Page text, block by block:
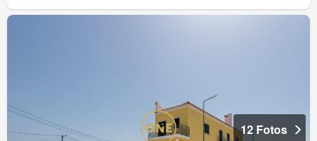
12 Fotos